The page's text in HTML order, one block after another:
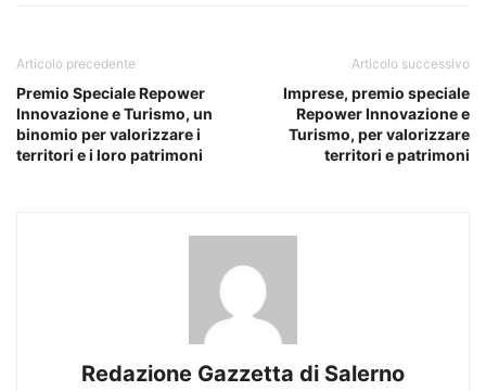
Articolo precedente
Premio Speciale Repower
Innovazione e Turismo, un
binomio per valorizzare i
territori e i loro patrimoni
Articolo successivo
Imprese, premio speciale
Repower Innovazione e
Turismo, per valorizzare
territori e patrimoni
Redazione Gazzetta di Salerno